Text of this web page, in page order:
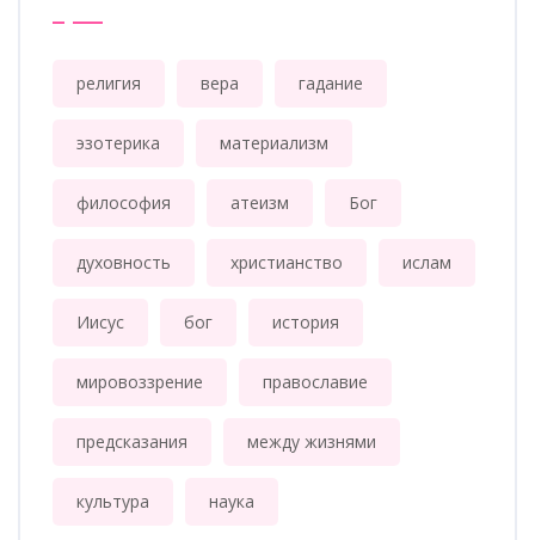
религия вера гадание
эзотерика материализм
философия атеизм Бог
духовность христианство ислам
Иисус бог история
мировоззрение православие
предсказания между жизнями
культура наука